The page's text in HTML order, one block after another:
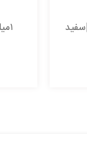
۱میلیمتر×۱/۸۵متر×۲۵۰متر|سفید